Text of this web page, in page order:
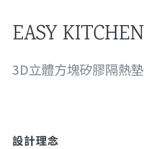
EASY KITCHEN
3D立體方塊矽膠隔熱墊
設計理念